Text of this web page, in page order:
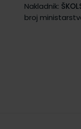
Nakladnik:
broj